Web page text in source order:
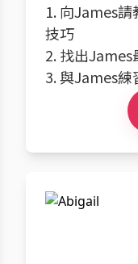
1. 向James
技巧
2. 找出
3. 與James